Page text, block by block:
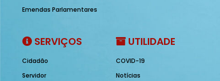
Emendas Parlamentares
SERVIÇOS
Cidadão
Servidor
UTILIDADE
COVID-19
Notícias